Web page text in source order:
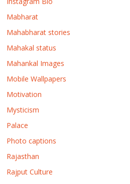
Mabharat
Mahabharat stories
Mahakal status
Mahankal Images
Mobile Wallpapers
Motivation
Mysticism
Palace
Photo captions
Rajasthan
Rajput Culture